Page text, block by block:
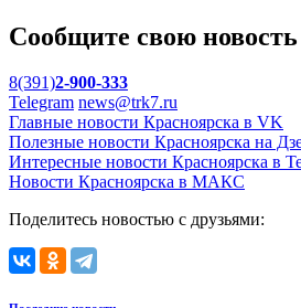
Сообщите свою новость
8(391)2-900-333
Telegram news@trk7.ru
Главные новости Красноярска в VK
Полезные новости Красноярска на
Интересные новости Красноярска в
Новости Красноярска в МАКС
Поделитесь новостью с друзьями: